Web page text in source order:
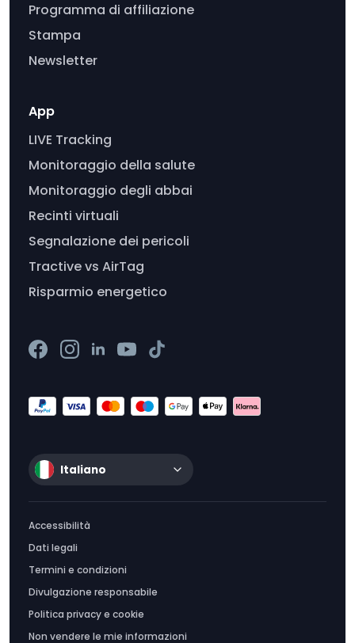
Programma di affiliazione
Stampa
Newsletter
App
LIVE Tracking
Monitoraggio della salute
Monitoraggio degli abbai
Recinti virtuali
Segnalazione dei pericoli
Tractive vs AirTag
Risparmio energetico
Italiano
Accessibilità
Dati legali
Termini e condizioni
Divulgazione responsabile
Politica privacy e cookie
Non vendere le mie informazioni